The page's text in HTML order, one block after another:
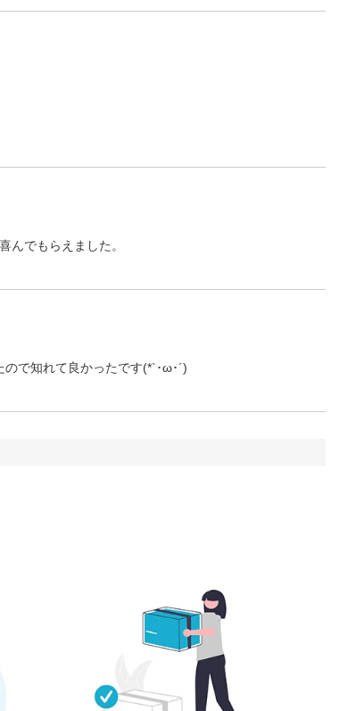
んでもらえました。
で知れて良かったです(*`･ω･´)